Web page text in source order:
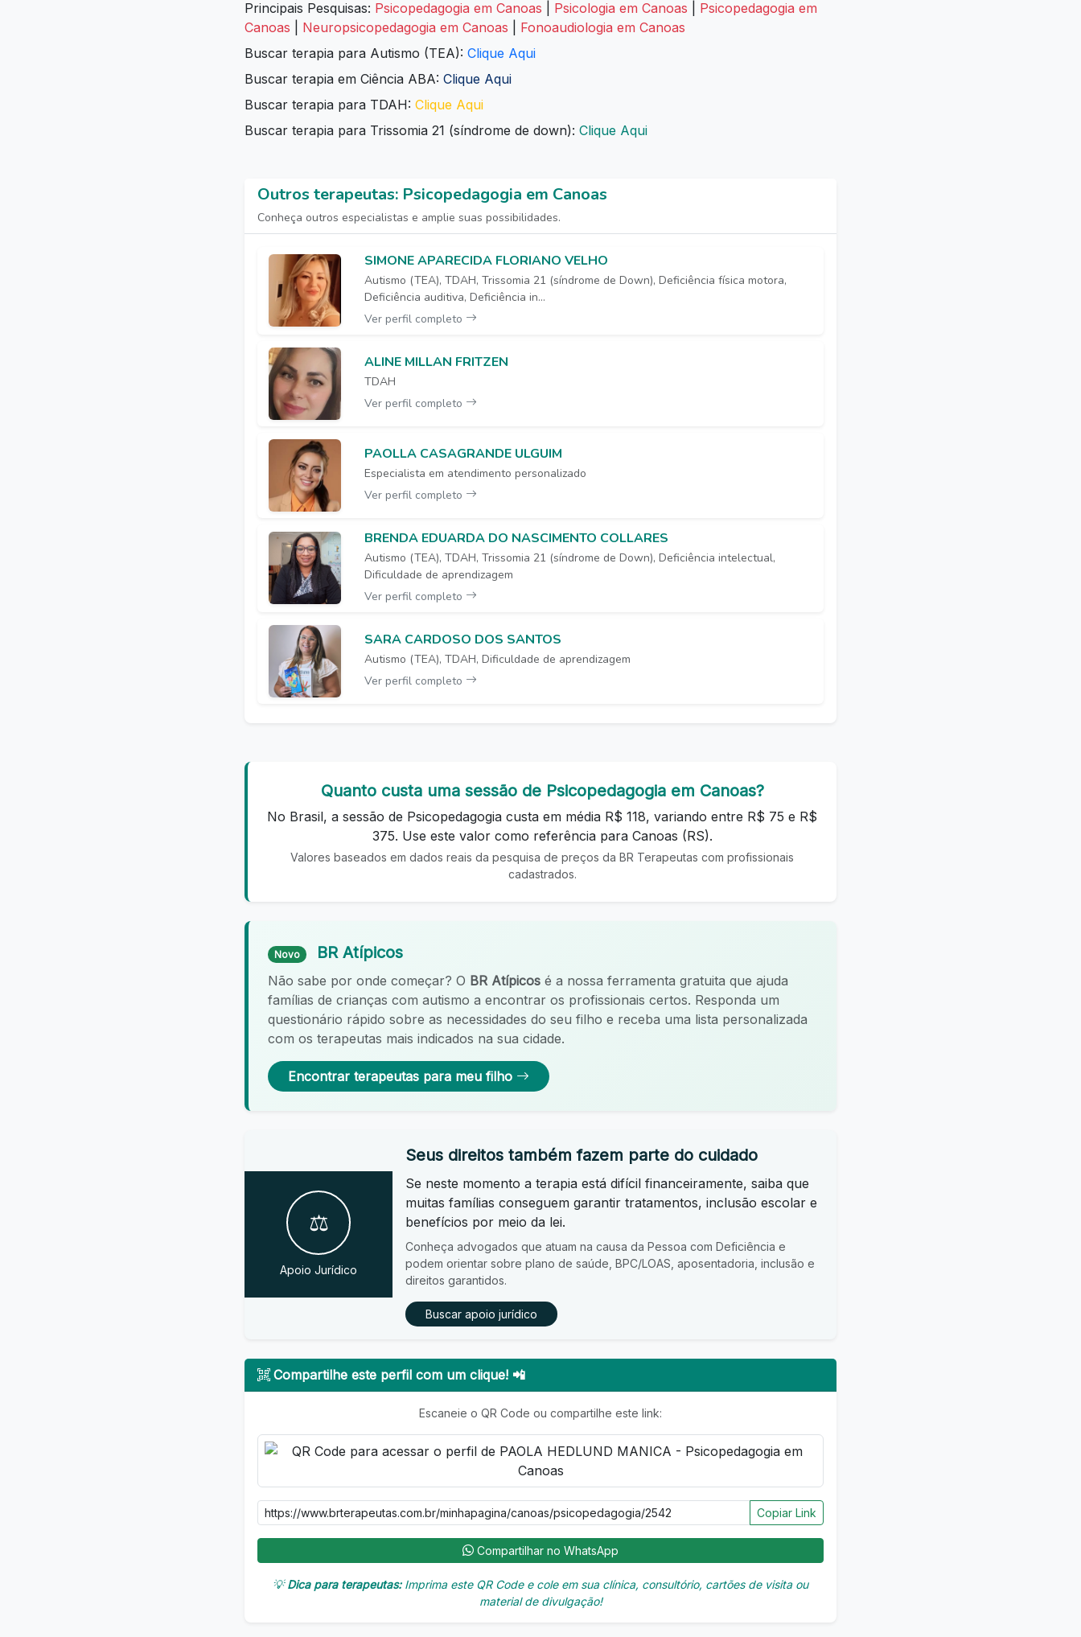
Principais Pesquisas: Psicopedagogia em Canoas Psicologia em Canoas
Psicopedagogia em
Canoas
Neuropsicopedagogia em Canoas
Fonoaudiologia em Canoas
Buscar terapia para Autismo (TEA): Clique Aqui
Buscar terapia em Ciência ABA: Clique Aqui
Buscar terapia para TDAH: Clique Aqui
Buscar terapia para Trissomia 21 (síndrome de down): Clique Aqui
Outros terapeutas: Psicopedagogia em Canoas
Conheça outros especialistas e amplie suas possibilidades.
SIMONE APARECIDA FLORIANO VELHO
Autismo (TEA), TDAH, Trissomia 21 (síndrome de Down), Deficiência física motora,
Deficiência auditiva, Deficiência in...
Ver perfil completo
ALINE MILLAN FRITZEN
TDAH
Ver perfil completo
PAOLLA CASAGRANDE ULGUIM
Especialista em atendimento personalizado
Ver perfil completo
BRENDA EDUARDA DO NASCIMENTO COLLARES
Autismo (TEA), TDAH, Trissomia 21 (síndrome de Down), Deficiência intelectual,
Dificuldade de aprendizagem
Ver perfil completo
SARA CARDOSO DOS SANTOS
Autismo (TEA), TDAH, Dificuldade de aprendizagem
Ver perfil completo
Quanto custa uma sessão de Psicopedagogia em Canoas?
No Brasil, a sessão de Psicopedagogia custa em média R$ 118, variando entre R$ 75 e R$
375. Use este valor como referência para Canoas (RS).
Valores baseados em dados reais da pesquisa de preços da BR Terapeutas com profissionais
cadastrados.
Novo BR Atípicos
Não sabe por onde começar? O BR Atípicos é a nossa ferramenta gratuita que ajuda
famílias de crianças com autismo a encontrar os profissionais certos. Responda um
questionário rápido sobre as necessidades do seu filho e receba uma lista personalizada
com os terapeutas mais indicados na sua cidade.
Encontrar terapeutas para meu filho
⚖️
Apoio Jurídico
Seus direitos também fazem parte do cuidado
Se neste momento a terapia está difícil financeiramente, saiba que
muitas famílias conseguem garantir tratamentos, inclusão escolar e
benefícios por meio da lei.
Conheça advogados que atuam na causa da Pessoa com Deficiência e
podem orientar sobre plano de saúde, BPC/LOAS, aposentadoria, inclusão e
direitos garantidos.
Buscar apoio jurídico
Compartilhe este perfil com um clique! 📲
Escaneie o QR Code ou compartilhe este link:
Copiar Link
Compartilhar no WhatsApp
💡Dica para terapeutas:Imprima este QR Code e cole em sua clínica, consultório, cartões de visita ou
material de divulgação!